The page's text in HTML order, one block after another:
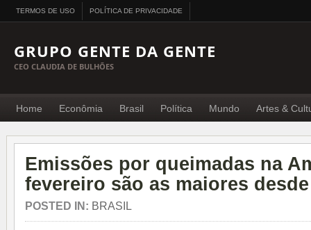
TERMOS DE USO POLÍTICA DE PRIVACIDADE
GRUPO GENTE DA GENTE
CEO CLAUDIA DE BULHÕES
Home Econômia Brasil Política Mundo Artes &
Emissões por queimadas na
fevereiro são as maiores desde
POSTED IN: BRASIL